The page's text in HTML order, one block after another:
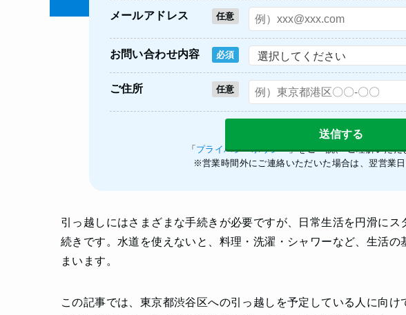
メールアドレス 任意
お問い合わせ内容 必須
ご住所 任意
「 プライバシーポリシー」をご一読、 ご理解いただ
※営業時間外にご連絡いただいた場合は、翌営業日
引っ越しにはさまざまな手続きが必要ですが、日常生活を円滑に
続きです。水道を使えないと、料理・洗濯・シャワーなど、生活
まいます。
この記事では、東京都渋谷区への引っ越しを予定している人に向